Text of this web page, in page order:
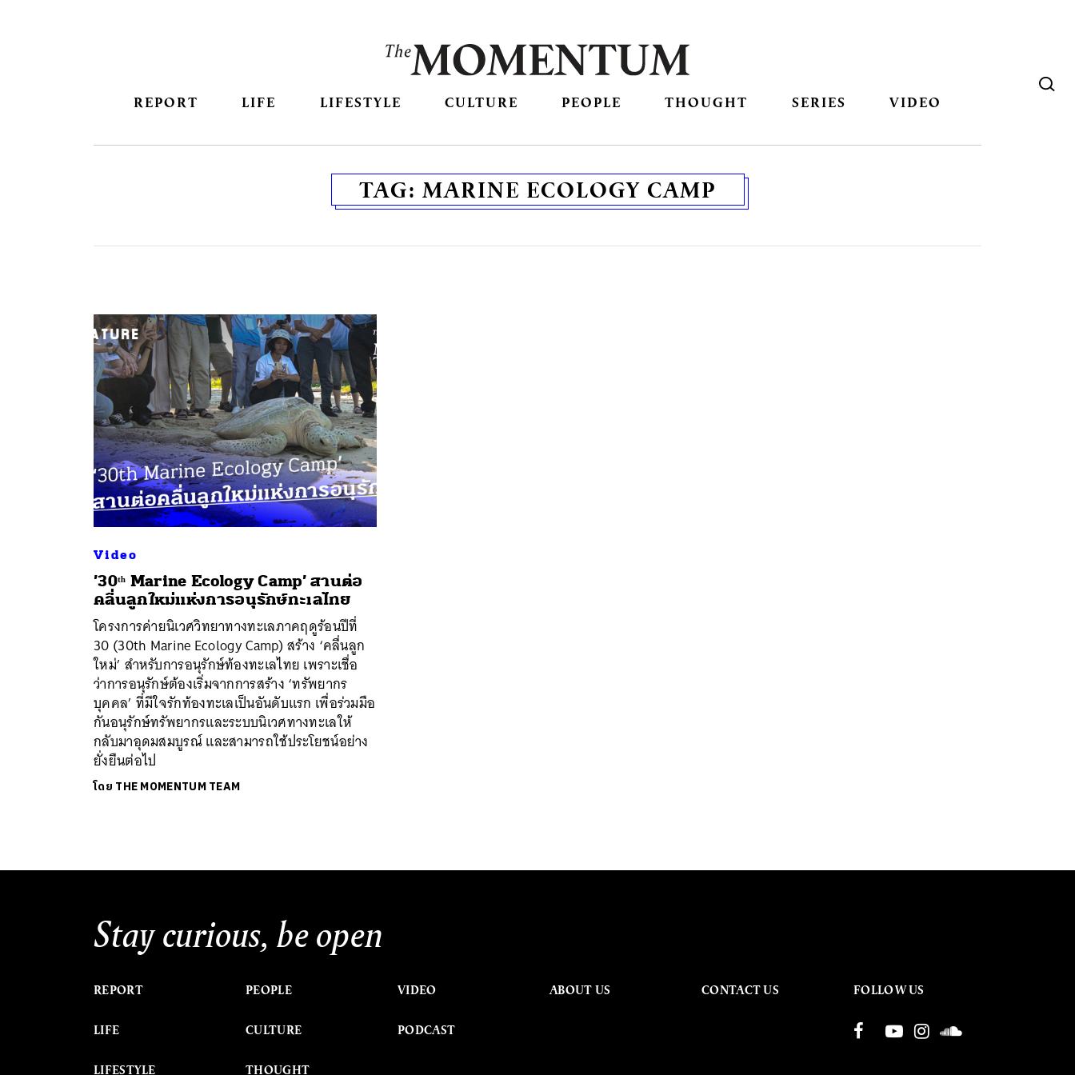
REPORT LIFE LIFESTYLE CULTURE PEOPLE THOUGHT SERIES VIDEO
TAG: MARINE ECOLOGY CAMP
Video
’30ᵗʰ Marine Ecology Camp’ สานต่อ
คลื่นลูกใหม่แห่งการอนุรักษ์ทะเลไทย
โครงการค่ายนิเวศวิทยาทางทะเลภาคฤดูร้อนปีที่
30 (30th Marine Ecology Camp) สร้าง ‘คลื่นลูก
ใหม่’ สำหรับการอนุรักษ์ท้องทะเลไทย เพราะเชื่อ
ว่าการอนุรักษ์ต้องเริ่มจากการสร้าง ‘ทรัพยากร
บุคคล’ ที่มีใจรักท้องทะเลเป็นอันดับแรก เพื่อร่วมมือ
กันอนุรักษ์ทรัพยากรและระบบนิเวศทางทะเลให้
กลับมาอุดมสมบูรณ์ และสามารถใช้ประโยชน์อย่าง
ยั่งยืนต่อไป
โดย THE MOMENTUM TEAM
Stay curious, be open
REPORT
LIFE
LIFESTYLE
PEOPLE
CULTURE
THOUGHT
VIDEO
PODCAST
ABOUT US CONTACT US FOLLOW US